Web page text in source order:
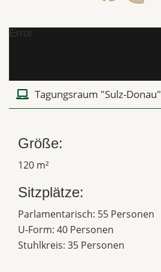
Error
Tagungsraum "Sulz-Donau"
Größe:
120 m²
Sitzplätze:
Parlamentarisch: 55 Personen
U-Form: 40 Personen
Stuhlkreis: 35 Personen